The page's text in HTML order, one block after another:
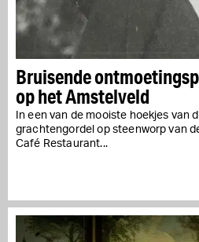
Bruisende
op het Amstelveld
In een van de mooiste hoekjes van
grachtengordel op steenworp van
Café Restaurant...